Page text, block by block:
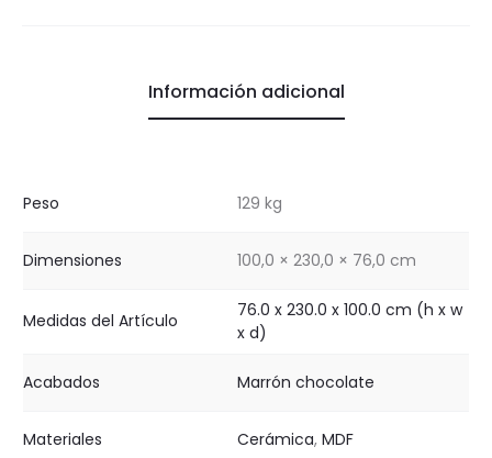
Información adicional
Peso 129 kg
Dimensiones 100,0 × 230,0 × 76,0 cm
Medidas del Artículo
76.0 x 230.0 x 100.0 cm (h x w
x d)
Acabados Marrón chocolate
Materiales Cerámica, MDF